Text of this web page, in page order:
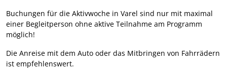
Buchungen für die Aktivwoche in Varel sind nur mit maximal
einer Begleitperson ohne aktive Teilnahme am Programm
möglich!
Die Anreise mit dem Auto oder das Mitbringen von Fahrrädern
ist empfehlenswert.